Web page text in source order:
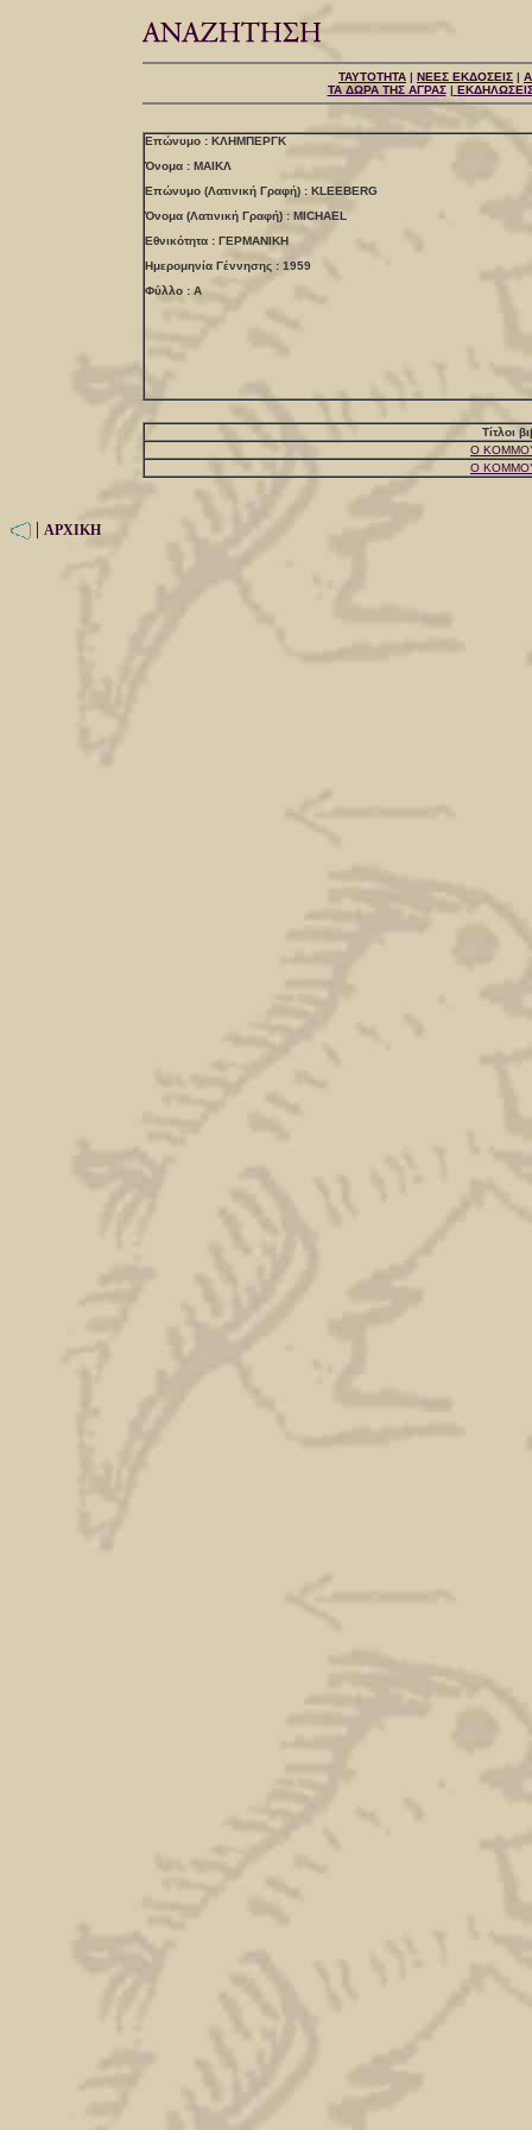
ΤΑΥΤΟΤΗΤΑ | ΝΕΕΣ ΕΚΔΟΣΕΙΣ |
ΤΑ ΔΩΡΑ ΤΗΣ ΑΓΡΑΣ|
Επώνυμο : ΚΛΗΜΠΕΡΓΚ
Όνομα : ΜΑΙΚΛ
Επώνυμο (Λατινική Γραφή) : KLEEBERG
Όνομα (Λατινική Γραφή) : MICHAEL
Εθνικότητα : ΓΕΡΜΑΝΙΚΗ
Ημερομηνία Γέννησης : 1959
Φύλλο : Α
Τίτλοι
Ο
Ο
| ΑΡΧΙΚΗ